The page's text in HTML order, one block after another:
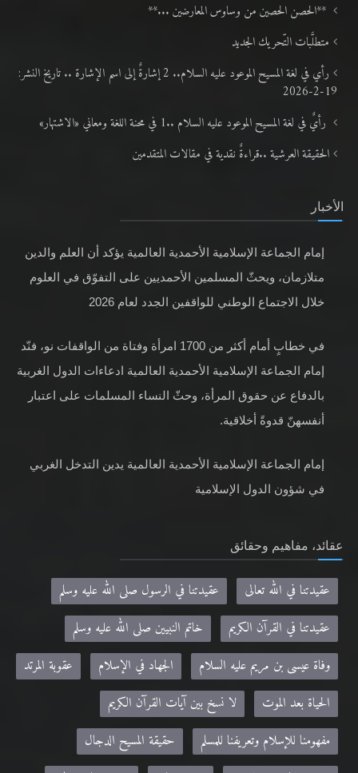
**الحصن الحصين من وساوس المعارضين ...**
متطلَّبات التّحريك الجديد
رأي في لغة المسيح الموعود عليه السلام.. 2 إشارةٌ إلى اسم الإشارة .. تاريخ النشر:
19-2-2026
رأيٌ في لغة المسيح الموعود عليه السلام ..1 في محنة اللغة ومعاني «الاشتهار»
الحقيقة العرشية ..قراءةٌ نقدية في مقالات المتقدمين
الأخبار
إمام الجماعة الإسلامية الأحمدية العالمية يؤكد أن العلم والدين
متلازمان، ويحثّ المسلمين الأحمديين على التفوّق في العلوم
خلال الاجتماع الوطني للواقفين الجدد لعام 2026
في خطابٍ أمام أكثر من 1700 امرأة وفتاة من الواقفات نو، فنّد
إمام الجماعة الإسلامية الأحمدية العالمية ادعاءات الدول الغربية
بالدفاع عن حقوق المرأة، وحثّ النساء المسلمات على اعتبار
أنفسهنّ قدوةً أخلاقية.
إمام الجماعة الإسلامية الأحمدية العالمية يدين التدخل الغربي
في شؤون الدول الإسلامية
عقائد، مفاهيم وحقائق
عقيدتنا في الله تعالى
عقيدتنا في الرسول صلى الله عليه وسلم
عقيدتنا في القرآن الكريم
خاتم النبيين صلى الله عليه وسلم
وفاة عيسى بن مريم عليه السلام
الجهاد في الإسلام
عقوبة المرتد
الحياة بعد الموت
لا نسخ بين آيات القرآن الكريم
مفهومنا للإسلام وتعريفنا للمسلم
حقيقة المسيح الدجال